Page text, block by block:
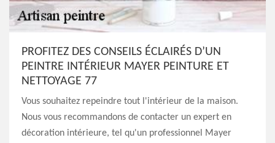
PROFITEZ DES CONSEILS ÉCLAIRÉS D’UN
PEINTRE INTÉRIEUR MAYER PEINTURE ET
NETTOYAGE 77
Vous souhaitez repeindre tout l'intérieur de la maison.
Nous vous recommandons de contacter un expert en
décoration intérieure, tel qu'un professionnel Mayer